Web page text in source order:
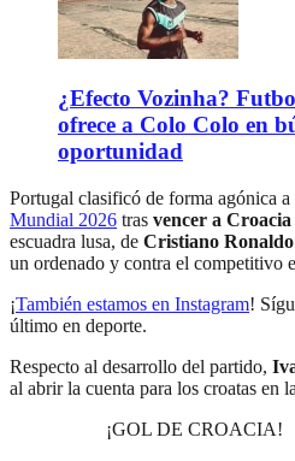
¿Efecto Vozinha?
ofrece a Colo Colo en
oportunidad
Portugal clasificó de forma agónica
Mundial 2026 tras vencer a
escuadra lusa, de Cristiano Ronaldo
un ordenado y contra el competitivo
¡También estamos en Instagram!
último en deporte.
Respecto al desarrollo del partido,
al abrir la cuenta para los croatas en
¡GOL DE CROACIA!